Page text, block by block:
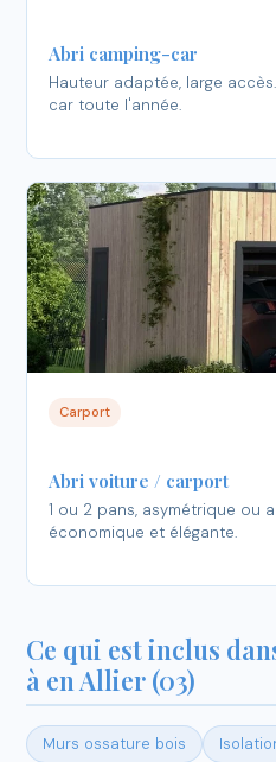
Abri camping-car
Hauteur adaptée, large
car toute l'année.
Carport
Abri voiture / carport
1 ou 2 pans, asymétrique ou
économique et élégante.
Ce qui est inclus
à en Allier (03)
Murs ossature bois